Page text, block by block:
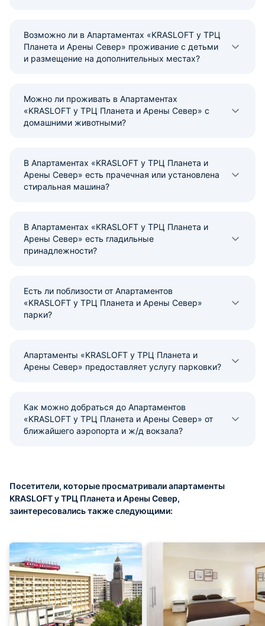
Возможно ли в Апартаментах «KRASLOFT у ТРЦ
Планета и Арены Север» проживание с детьми
и размещение на дополнительных местах?
Можно ли проживать в Апартаментах
«KRASLOFT у ТРЦ Планета и Арены Север» с
домашними животными?
В Апартаментах «KRASLOFT у ТРЦ Планета и
Арены Север» есть прачечная или установлена
стиральная машина?
В Апартаментах «KRASLOFT у ТРЦ Планета и
Арены Север» есть гладильные
принадлежности?
Есть ли поблизости от Апартаментов
«KRASLOFT у ТРЦ Планета и Арены Север»
парки?
Апартаменты «KRASLOFT у ТРЦ Планета и
Арены Север» предоставляет услугу парковки?
Как можно добраться до Апартаментов
«KRASLOFT у ТРЦ Планета и Арены Север» от
ближайшего аэропорта и ж/д вокзала?
Посетители, которые просматривали апартаменты
KRASLOFT у ТРЦ Планета и Арены Север,
заинтересовались также следующими: